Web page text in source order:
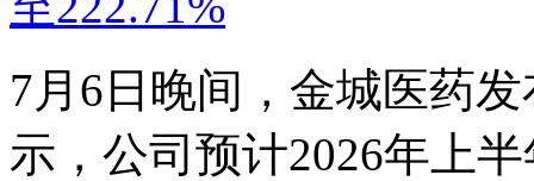
7月6日晚间，金城医药
示，公司预计2026年上